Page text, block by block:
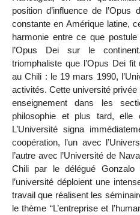
position d’influence de
constante en Amérique latine,
harmonie entre ce que
l’Opus Dei sur le
triomphaliste que l’Opus Dei
au Chili : le 19 mars 1990,
activités. Cette université
enseignement dans les
philosophie et plus tard, elle
L’Université signa
coopération, l’un avec
l’autre avec l’Université de
Chili par le délégué
l’université déploient une
travail que réalisent les
le thème “L’entreprise et